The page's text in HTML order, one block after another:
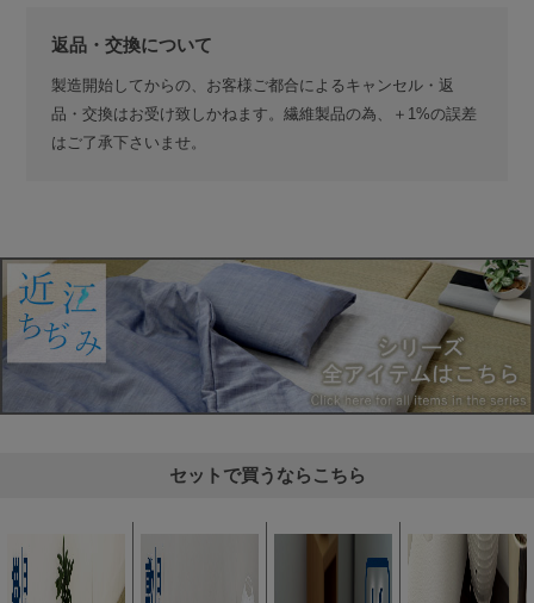
返品・交換について
製造開始してからの、お客様ご都合によるキャンセル・返
品・交換はお受け致しかねます。繊維製品の為、＋1%の誤差
はご了承下さいませ。
セットで買うならこちら